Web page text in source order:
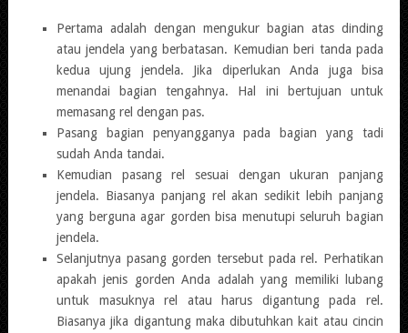
Pertama adalah dengan mengukur bagian atas dinding
atau jendela yang berbatasan. Kemudian beri tanda pada
kedua ujung jendela. Jika diperlukan Anda juga bisa
menandai bagian tengahnya. Hal ini bertujuan untuk
memasang rel dengan pas.
Pasang bagian penyangganya pada bagian yang tadi
sudah Anda tandai.
Kemudian pasang rel sesuai dengan ukuran panjang
jendela. Biasanya panjang rel akan sedikit lebih panjang
yang berguna agar gorden bisa menutupi seluruh bagian
jendela.
Selanjutnya pasang gorden tersebut pada rel. Perhatikan
apakah jenis gorden Anda adalah yang memiliki lubang
untuk masuknya rel atau harus digantung pada rel.
Biasanya jika digantung maka dibutuhkan kait atau cincin